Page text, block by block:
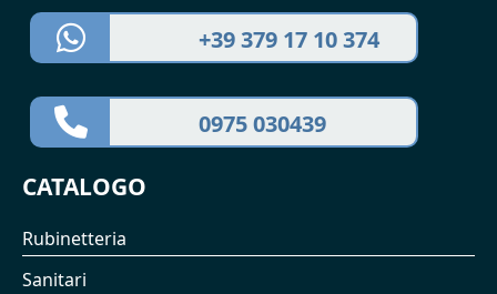
+39 379 17 10 374
0975 030439
CATALOGO
Rubinetteria
Sanitari